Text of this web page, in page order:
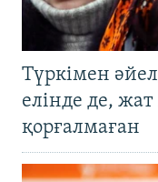
Түркімен
елінде де,
қорғалмаған